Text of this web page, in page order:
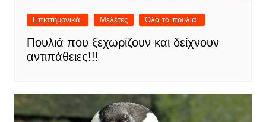
Επιστημονικά. Μελέτες Όλα τα πουλιά.
Πουλιά που ξεχωρίζουν και δείχνουν
αντιπάθειες!!!